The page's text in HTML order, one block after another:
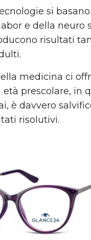
si basano
e della neuro
risultati
medicina ci
prescolare, in
è davvero
risolutivi.